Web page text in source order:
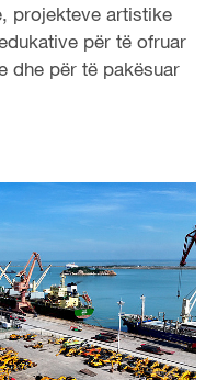
projekteve artistike
për të ofruar
dhe për të pakësuar